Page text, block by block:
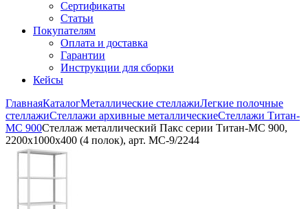
Сертификаты
Статьи
Покупателям
Оплата и доставка
Гарантии
Инструкции для сборки
Кейсы
ГлавнаяКаталогМеталлические стеллажиЛегкие полочные
стеллажиСтеллажи архивные металлическиеСтеллажи Титан-
МС 900Стеллаж металлический Пакс серии Титан-МС 900,
2200x1000x400 (4 полок), арт. МС-9/2244